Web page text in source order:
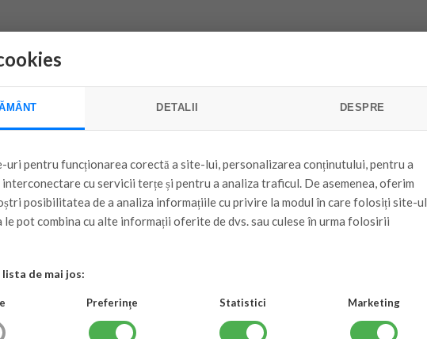
de aer conditionat din acest site
DETALII DESPRE
uri pentru funcționarea corectă a site-lui, personalizarea conținutului, pentru a
cu servicii terțe și pentru a analiza traficul. De asemenea, oferim
posibilitatea de a analiza informațiile cu privire la modul în care folosiți site-ul
le pot combina cu alte informații oferite de dvs. sau culese în urma folosirii
de mai jos:
Preferințe Statistici Marketing